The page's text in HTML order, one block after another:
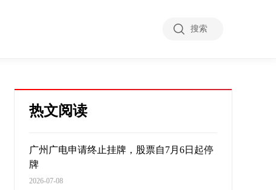
搜索
热文阅读
广州广电申请终止挂牌，股票自7月6日起停
牌
2026-07-08